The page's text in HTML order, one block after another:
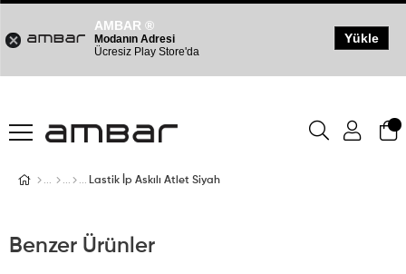
Lastik İp Askılı Atlet Siyah
Benzer Ürünler
AMBAR ®
Modanın Adresi
Ücresiz Play Store'da
Yükle